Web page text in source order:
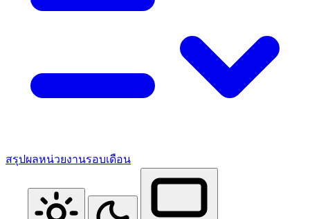
สรุปผลหน่วยงานรอบเดือน